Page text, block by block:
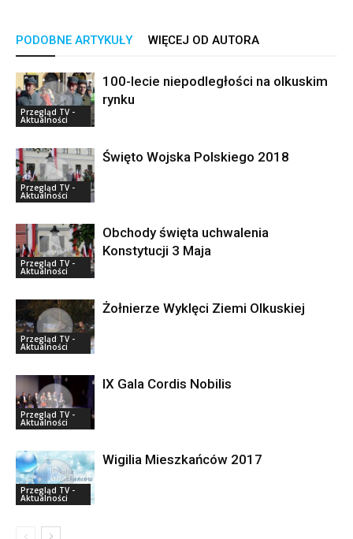
PODOBNE ARTYKUŁY WIĘCEJ OD AUTORA
Przegląd TV -
Aktualności
100-lecie niepodległości na olkuskim
rynku
Przegląd TV -
Aktualności
Święto Wojska Polskiego 2018
Przegląd TV -
Aktualności
Obchody święta uchwalenia
Konstytucji 3 Maja
Przegląd TV -
Aktualności
Żołnierze Wyklęci Ziemi Olkuskiej
Przegląd TV -
Aktualności
IX Gala Cordis Nobilis
Przegląd TV -
Aktualności
Wigilia Mieszkańców 2017